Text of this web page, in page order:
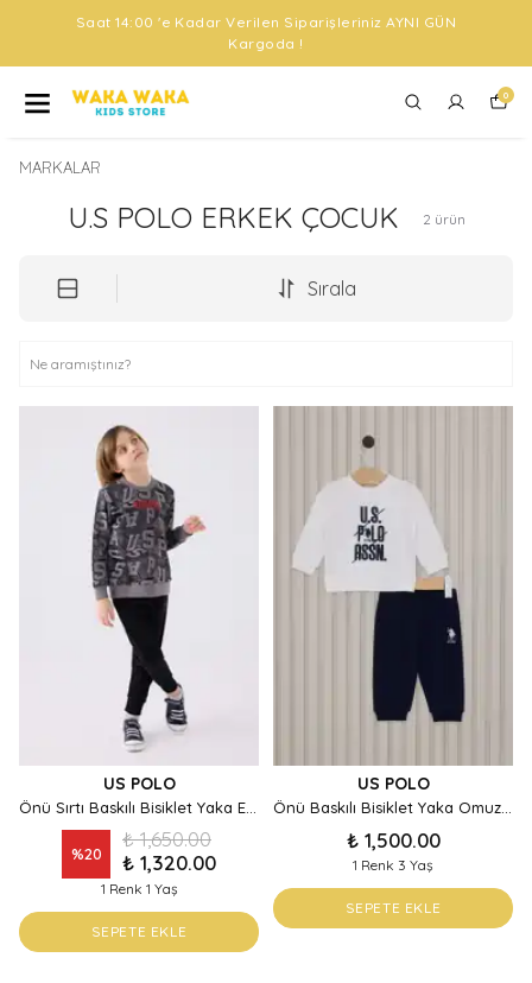
Saat 14:00 'e Kadar Verilen Siparişleriniz AYNI GÜN
Kargoda !
0
MARKALAR
U.S POLO ERKEK ÇOCUK 2 ürün
Sırala
US POLO
%20
₺ 1,650.00
₺ 1,320.00
1 Renk 1 Yaş
SEPETE EKLE
US POLO
₺ 1,500.00
1 Renk 3 Yaş
SEPETE EKLE